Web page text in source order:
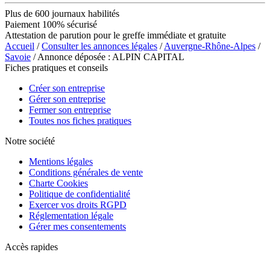
Plus de 600 journaux habilités
Paiement 100% sécurisé
Attestation de parution pour le greffe immédiate et gratuite
Accueil /Consulter les annonces légales /Auvergne-Rhône-Alpes /
Savoie / Annonce déposée : ALPIN CAPITAL
Fiches pratiques et conseils
Créer son entreprise
Gérer son entreprise
Fermer son entreprise
Toutes nos fiches pratiques
Notre société
Mentions légales
Conditions générales de vente
Charte Cookies
Politique de confidentialité
Exercer vos droits RGPD
Réglementation légale
Gérer mes consentements
Accès rapides